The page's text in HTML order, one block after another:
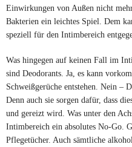
Einwirkungen von Außen nicht
Bakterien ein leichtes Spiel. Dem
speziell für den Intimbereich
Was hingegen auf keinen Fall im
sind Deodorants. Ja, es kann
Schweißgerüche entstehen. Nein –
Denn auch sie sorgen dafür, dass
und gereizt wird. Was unter den
Intimbereich ein absolutes No-Go.
Pflegetücher. Auch sämtliche